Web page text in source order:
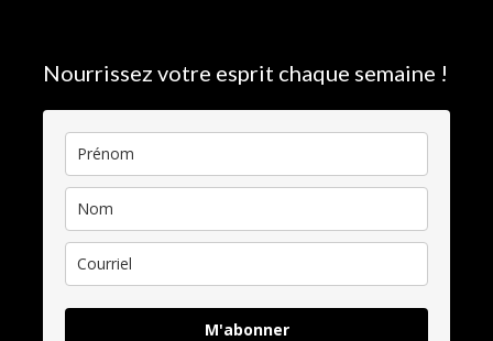
Nourrissez votre esprit chaque semaine !
M'abonner